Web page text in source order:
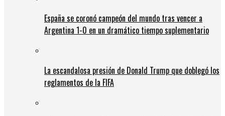
España se coronó campeón del mundo tras vencer a
Argentina 1-0 en un dramático tiempo suplementario
La escandalosa presión de Donald Trump que doblegó los
reglamentos de la FIFA